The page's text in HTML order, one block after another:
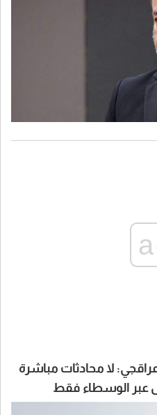
عراقجي: لا محادثات مباشرة
عبر الوسطاء فقط